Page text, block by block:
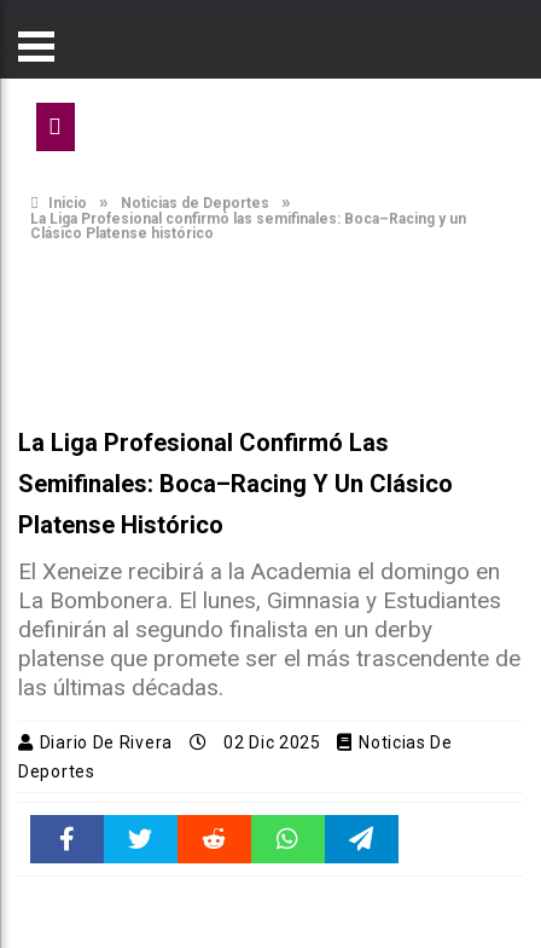
Inicio » Noticias de Deportes »
La Liga Profesional confirmó las semifinales: Boca–Racing y un
Clásico Platense histórico
La Liga Profesional Confirmó Las
Semifinales: Boca–Racing Y Un Clásico
Platense Histórico
El Xeneize recibirá a la Academia el domingo en
La Bombonera. El lunes, Gimnasia y Estudiantes
definirán al segundo finalista en un derby
platense que promete ser el más trascendente de
las últimas décadas.
Diario De Rivera 02 Dic 2025
Noticias De
Deportes